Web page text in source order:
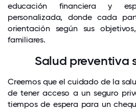
educación financiera y
personalizada, donde cada
orientación según sus
familiares.
Salud preventiva
Creemos que el cuidado de la
de tener acceso a un seguro
tiempos de espera para un